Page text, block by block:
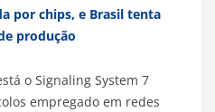
por chips, e Brasil tenta
produção
o Signaling System 7
empregado em redes